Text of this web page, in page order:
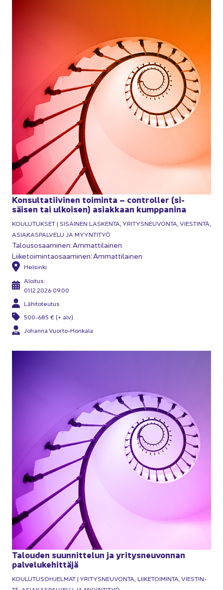
Kon­sul­ta­tii­vi­nen toi­min­ta – cont­rol­ler (si­
säi­sen tai ul­koi­sen) asiak­kaan kump­pa­ni­na
KOU­LU­TUK­SET | SI­SÄI­NEN LAS­KEN­TA, YRI­TYS­NEU­VON­TA, VIES­TIN­TÄ,
ASIA­KAS­PAL­VE­LU JA MYYN­TI­TYÖ
Ta­lous­osaa­mi­nen: Am­mat­ti­lai­nen
Lii­ke­toi­min­tao­saa­mi­nen: Am­mat­ti­lai­nen
Hel­sin­ki
Aloi­tus:
01.12.2026 09:00
Lä­hi­to­teu­tus
500-685 € (+ alv)
Jo­han­na Vuorto-​honkala
Ta­lou­den suun­nit­te­lun ja yri­tys­neu­von­nan
pal­ve­lu­ke­hit­tä­jä
KOU­LU­TUS­OH­JEL­MAT | YRI­TYS­NEU­VON­TA, LII­KE­TOI­MIN­TA, VIES­TIN­